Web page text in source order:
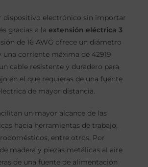
dispositivo electrónico sin importar
gracias a la extensión eléctrica 3
de 16 AWG ofrece un diámetro
una corriente máxima de 42919
cable resistente y duradero para
en el que requieras de una fuente
de mayor distancia.
un mayor alcance de las
hacia herramientas de trabajo,
entre otros. Por
madera y piezas metálicas al aire
de una fuente de alimentación